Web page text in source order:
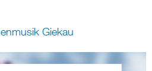
Giekau